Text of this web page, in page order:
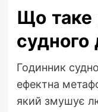
Що таке
судного
Годинник
ефектна
який змушує